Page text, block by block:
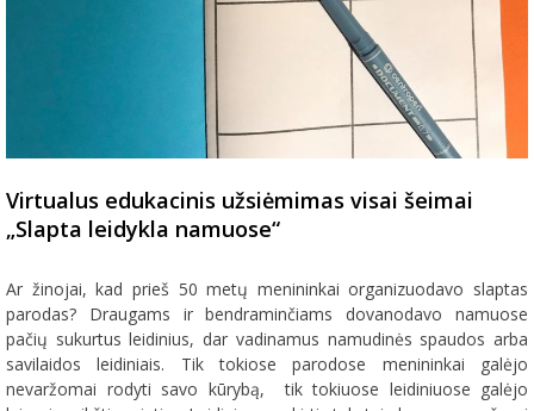
Virtualus edukacinis užsiėmimas visai šeimai
„Slapta leidykla namuose“
Ar žinojai, kad prieš 50 metų menininkai organizuodavo slaptas
parodas? Draugams ir bendraminčiams dovanodavo namuose
pačių sukurtus leidinius, dar vadinamus namudinės spaudos arba
savilaidos leidiniais. Tik tokiose parodose menininkai galėjo
nevaržomai rodyti savo kūrybą, tik tokiuose leidiniuose galėjo